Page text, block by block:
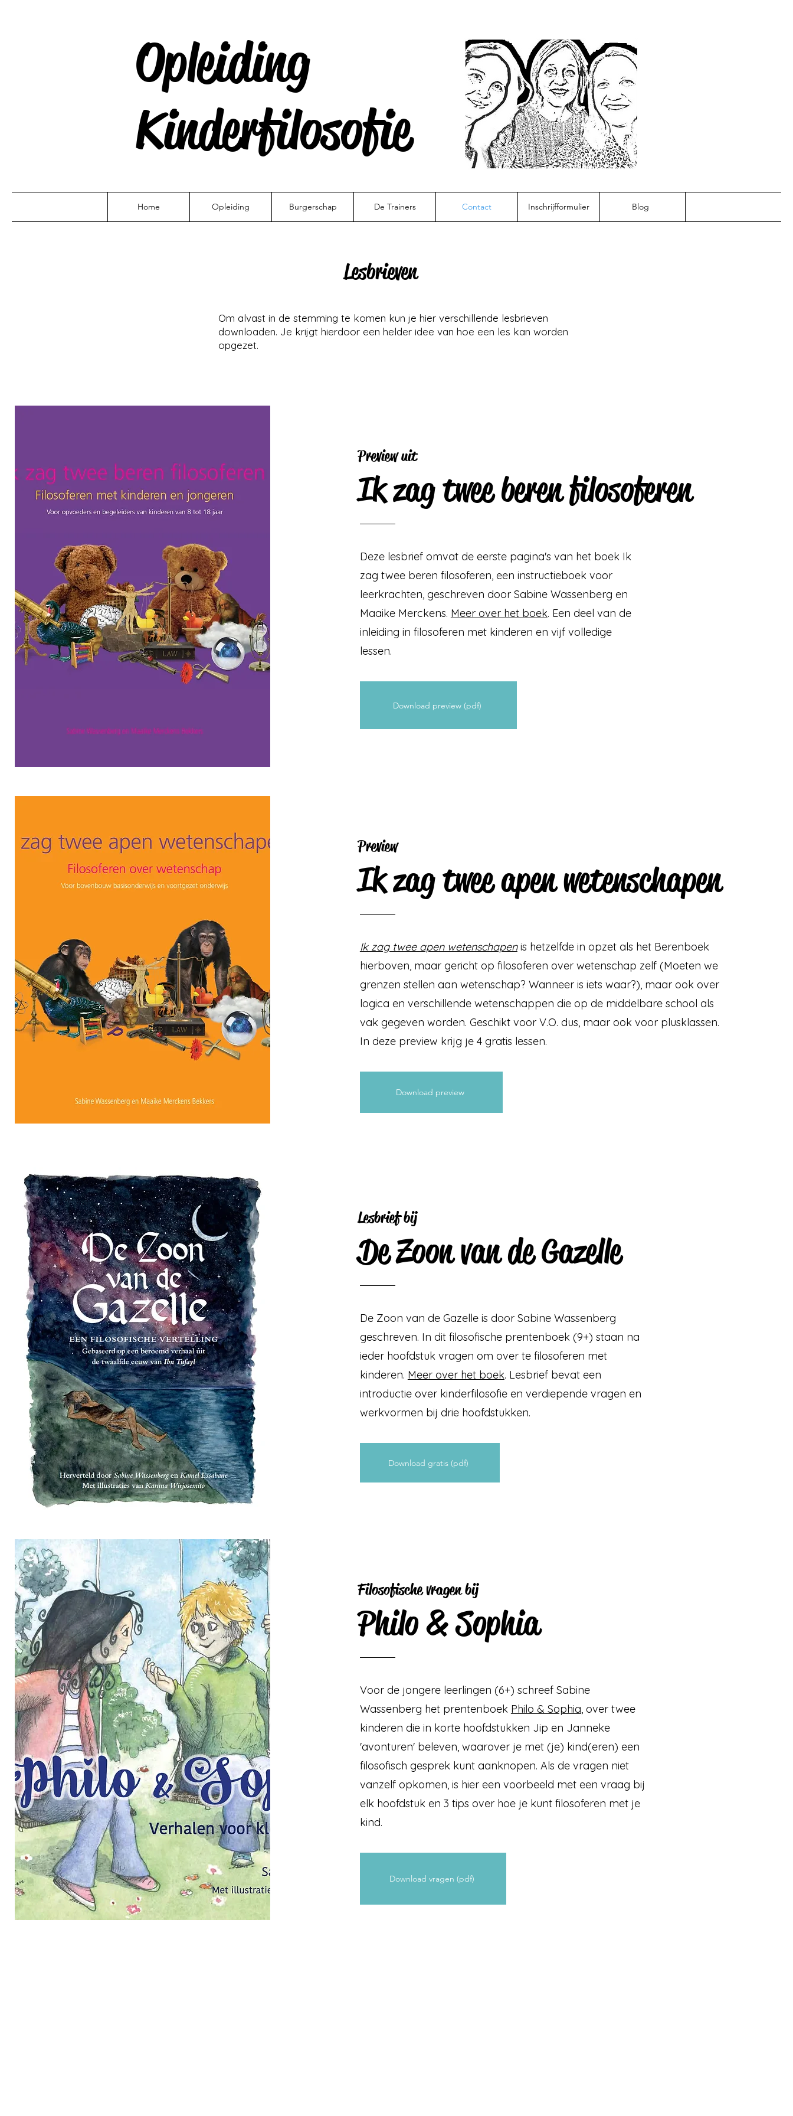
Opleiding
Kinderfilosofie
Home Opleiding Burgerschap De Trainers Contact Inschrijfformulier Blog
Lesbrieven
Om alvast in de stemming te komen kun je hier verschillende lesbrieven
downloaden. Je krijgt hierdoor een helder idee van hoe een les kan worden
opgezet.
Preview uit
Ik zag twee beren filosoferen
Deze lesbrief omvat de eerste pagina's van het boek Ik
zag twee beren filosoferen, een instructieboek voor
leerkrachten, geschreven door Sabine Wassenberg en
Maaike Merckens. Meer over het boek. Een deel van de
inleiding in filosoferen met kinderen en vijf volledige
lessen.
Download preview (pdf)
Preview
Ik zag twee apen wetenschapen
Ik zag twee apen wetenschapenis hetzelfde in opzet als het Berenboek
hierboven, maar gericht op filosoferen over wetenschap zelf (Moeten we
grenzen stellen aan wetenschap? Wanneer is iets waar?), maar ook over
logica en verschillende wetenschappen die op de middelbare school als
vak gegeven worden. Geschikt voor V.O. dus, maar ook voor plusklassen.
In deze preview krijg je 4 gratis lessen.
Download preview
Lesbrief bij
De Zoon van de Gazelle
De Zoon van de Gazelle is door Sabine Wassenberg
geschreven. In dit filosofische prentenboek (9+) staan na
ieder hoofdstuk vragen om over te filosoferen met
kinderen. Meer over het boek. Lesbrief bevat een
introductie over kinderfilosofie en verdiepende vragen en
werkvormen bij drie hoofdstukken.
Download gratis (pdf)
Filosofische vragen bij
Philo & Sophia
Voor de jongere leerlingen (6+) schreef Sabine
Wassenberg het prentenboek Philo & Sophia, over twee
kinderen die in korte hoofdstukken Jip en Janneke
'avonturen' beleven, waarover je met (je) kind(eren) een
filosofisch gesprek kunt aanknopen. Als de vragen niet
vanzelf opkomen, is hier een voorbeeld met een vraag bij
elk hoofdstuk en 3 tips over hoe je kunt filosoferen met je
kind.
Download vragen (pdf)